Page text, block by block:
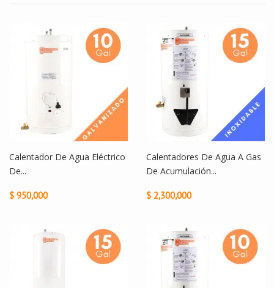
Calentador De Agua Eléctrico
De...
$ 950,000
Calentadores De Agua A Gas
De Acumulación...
$ 2,300,000